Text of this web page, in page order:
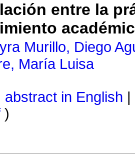
entre la
Murillo, Diego
María Luisa
abstract in English
)